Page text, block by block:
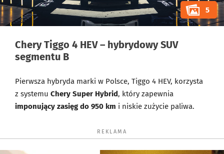
5
Chery Tiggo 4 HEV – hybrydowy SUV
segmentu B
Pierwsza hybryda marki w Polsce, Tiggo 4 HEV, korzysta
z systemu Chery Super Hybrid, który zapewnia
imponujący zasięg do 950 km i niskie zużycie paliwa.
REKLAMA